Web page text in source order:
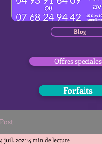
Blog
Offres speciales
Forfaits
Post
4 juil. 2021 4 min de lecture